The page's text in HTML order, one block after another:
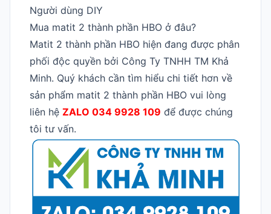
Người dùng DIY
Mua matit 2 thành phần HBO ở đâu?
Matit 2 thành phần HBO hiện đang được phân
phối độc quyền bởi Công Ty TNHH TM Khả
Minh. Quý khách cần tìm hiểu chi tiết hơn về
sản phẩm matit 2 thành phần HBO vui lòng
liên hệ ZALO 034 9928 109 để được chúng
tôi tư vấn.